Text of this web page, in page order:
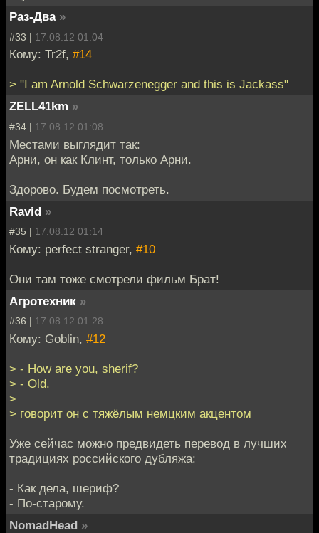
Раз-Два »
#33 | 17.08.12 01:04
Кому: Tr2f, #14
> "I am Arnold Schwarzenegger and this is Jackass"
ZELL41km »
#34 | 17.08.12 01:08
Местами выглядит так:
Арни, он как Клинт, только Арни.
Здорово. Будем посмотреть.
Ravid »
#35 | 17.08.12 01:14
Кому: perfect stranger, #10
Они там тоже смотрели фильм Брат!
Агротехник »
#36 | 17.08.12 01:28
Кому: Goblin, #12
> - How are you, sherif?
> - Old.
>
> говорит он с тяжёлым немцким акцентом
Уже сейчас можно предвидеть перевод в лучших
традициях российского дубляжа:
- Как дела, шериф?
- По-старому.
NomadHead »